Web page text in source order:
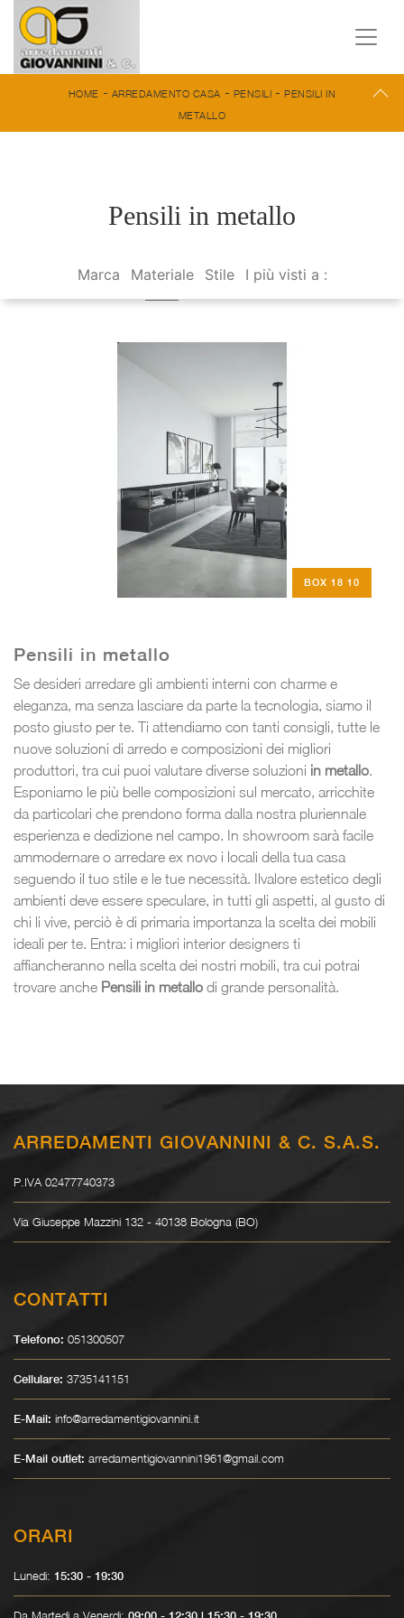
HOME - ARREDAMENTO CASA - PENSILI -PENSILI IN
METALLO
Pensili in metallo
Marca Materiale Stile I più visti a :
BOX 18 10
Pensili in metallo
Se desideri arredare gli ambienti interni con charme e
eleganza, ma senza lasciare da parte la tecnologia, siamo il
posto giusto per te. Ti attendiamo con tanti consigli, tutte le
nuove soluzioni di arredo e composizioni dei migliori
produttori, tra cui puoi valutare diverse soluzioni in metallo
Esponiamo le più belle composizioni sul mercato, arricchite
da particolari che prendono forma dalla nostra pluriennale
esperienza e dedizione nel campo. In showroom sarà facile
ammodernare o arredare ex novo i locali della tua casa
seguendo il tuo stile e le tue necessità. Ilvalore estetico degli
ambienti deve essere speculare, in tutti gli aspetti, al gusto di
chi li vive, perciò è di primaria importanza la scelta dei mobili
ideali per te. Entra: i migliori interior designers ti
affiancheranno nella scelta dei nostri mobili, tra cui potrai
trovare anche Pensili in metallo di grande personalità.
ARREDAMENTI GIOVANNINI & C. S.A.S.
P.IVA 02477740373
Via Giuseppe Mazzini 132 - 40138 Bologna (BO)
CONTATTI
Telefono: 051300507
Cellulare: 3735141151
E-Mail: info@arredamentigiovannini.it
E-Mail outlet: arredamentigiovannini1961@gmail.com
ORARI
Lunedì: 15:30 - 19:30
Da Martedì a Venerdì: